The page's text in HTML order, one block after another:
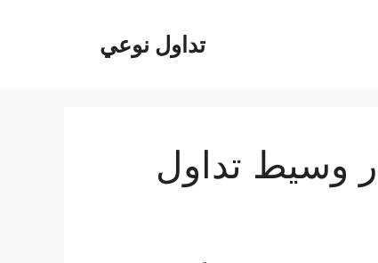
تداول نوعي
2026: كيف تختار وسيط تداول